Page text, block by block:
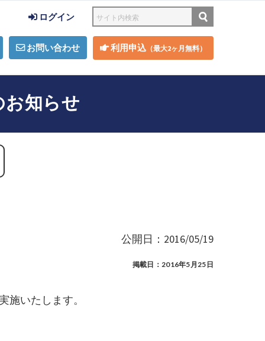
ログイン
お問い合わせ 利用申込 （最大2ヶ月無料）
知らせ
公開日：2016/05/19
掲載日：2016年5月25日
施いたします。